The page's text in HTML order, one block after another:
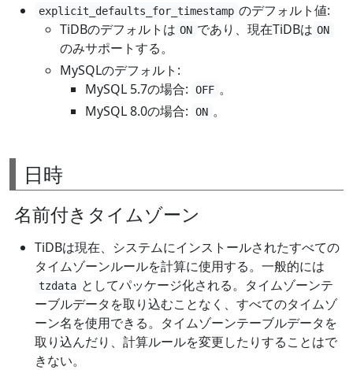
explicit_defaults_for_timestamp のデフォルト値:
TiDBのデフォルトは ON であり、現在TiDBは ON
のみサポートする。
MySQLのデフォルト:
MySQL 5.7の場合:
OFF 。
MySQL 8.0の場合:
ON 。
日時
名前付きタイムゾーン
TiDBは現在、システムにインストールされたすべての
タイムゾーンルールを計算に使用する。一般的には
tzdata としてパッケージ化される。タイムゾーンテ
ーブルデータを取り込むことなく、すべてのタイムゾ
ーン名を使用できる。タイムゾーンテーブルデータを
取り込んだり、計算ルールを変更したりすることはで
きない。